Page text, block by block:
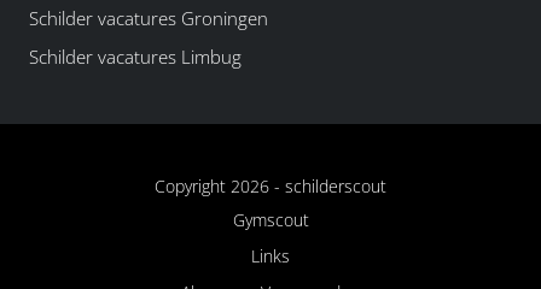
Schilder vacatures Groningen
Schilder vacatures Limbug
Copyright 2026 - schilderscout
Gymscout
Links